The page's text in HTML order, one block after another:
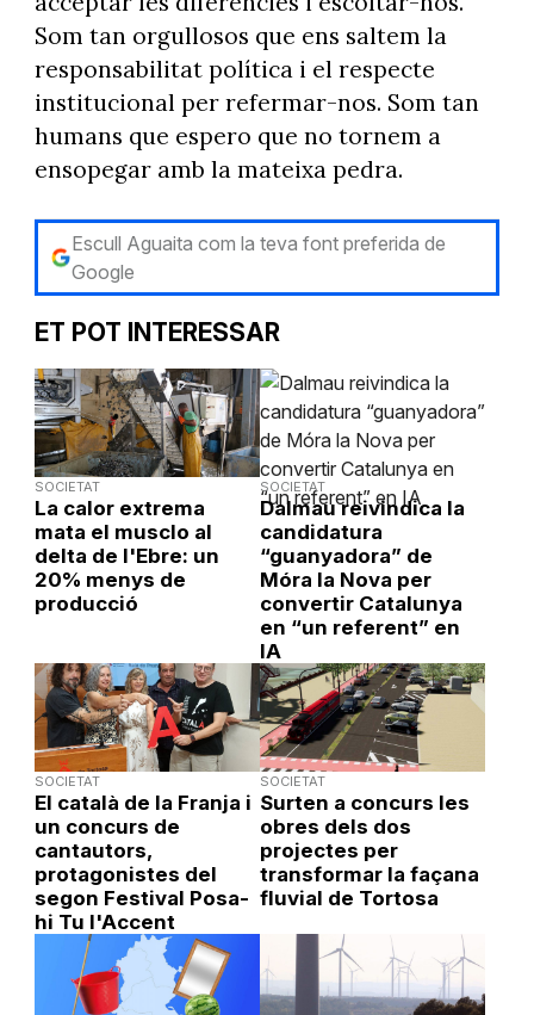
Som tan orgullosos que ens saltem la
responsabilitat política i el respecte
institucional per refermar-nos. Som tan
humans que espero que no tornem a
ensopegar amb la mateixa pedra.
Escull Aguaita com la teva font preferida de
Google
ET POT INTERESSAR
SOCIETAT
La calor extrema
mata el musclo al
delta de l'Ebre: un
20% menys de
producció
SOCIETAT
Dalmau reivindica la
candidatura
“guanyadora” de
Móra la Nova per
convertir Catalunya
en “un referent” en
IA
SOCIETAT
El català de la Franja i
un concurs de
cantautors,
protagonistes del
segon Festival Posa-
hi Tu l'Accent
SOCIETAT
Surten a concurs les
obres dels dos
projectes per
transformar la façana
fluvial de Tortosa